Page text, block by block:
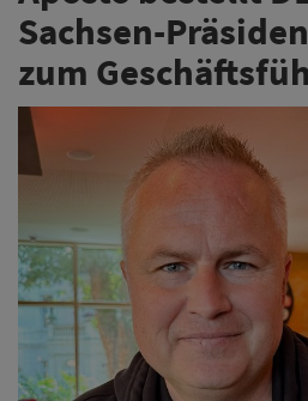
Sachsen-
zum